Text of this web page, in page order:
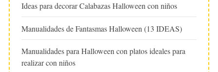
Ideas para decorar Calabazas Halloween con niños
Manualidades de Fantasmas Halloween (13 IDEAS)
Manualidades para Halloween con platos ideales para
realizar con niños